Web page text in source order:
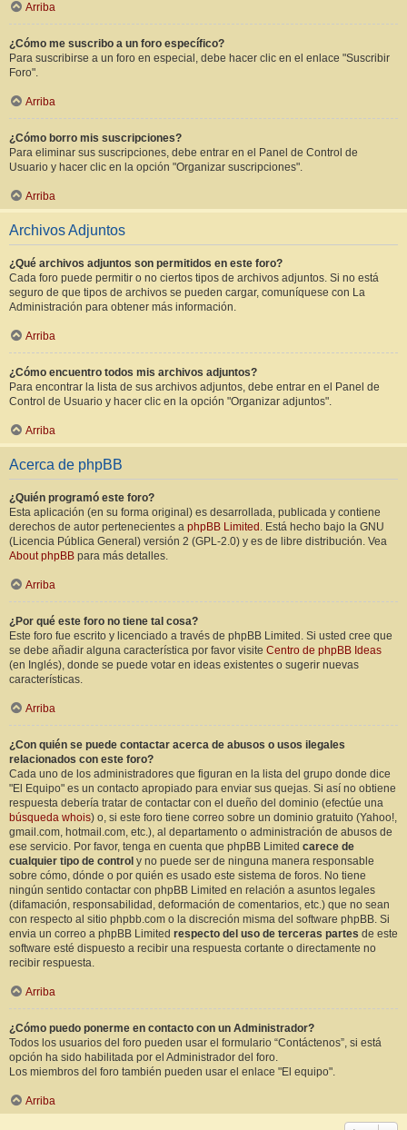
Arriba
¿Cómo me suscribo a un foro específico?
Para suscribirse a un foro en especial, debe hacer clic en el enlace "Suscribir
Foro".
Arriba
¿Cómo borro mis suscripciones?
Para eliminar sus suscripciones, debe entrar en el Panel de Control de
Usuario y hacer clic en la opción "Organizar suscripciones".
Arriba
Archivos Adjuntos
¿Qué archivos adjuntos son permitidos en este foro?
Cada foro puede permitir o no ciertos tipos de archivos adjuntos. Si no está
seguro de que tipos de archivos se pueden cargar, comuníquese con La
Administración para obtener más información.
Arriba
¿Cómo encuentro todos mis archivos adjuntos?
Para encontrar la lista de sus archivos adjuntos, debe entrar en el Panel de
Control de Usuario y hacer clic en la opción "Organizar adjuntos".
Arriba
Acerca de phpBB
¿Quién programó este foro?
Esta aplicación (en su forma original) es desarrollada, publicada y contiene
derechos de autor pertenecientes a phpBB Limited . Está hecho bajo la GNU
(Licencia Pública General) versión 2 (GPL-2.0) y es de libre distribución. Vea
About phpBB para más detalles.
Arriba
¿Por qué este foro no tiene tal cosa?
Este foro fue escrito y licenciado a través de phpBB Limited. Si usted cree que
se debe añadir alguna característica por favor visite Centro de phpBB Ideas
(en Inglés), donde se puede votar en ideas existentes o sugerir nuevas
características.
Arriba
¿Con quién se puede contactar acerca de abusos o usos ilegales
relacionados con este foro?
Cada uno de los administradores que figuran en la lista del grupo donde dice
"El Equipo" es un contacto apropiado para enviar sus quejas. Si así no obtiene
respuesta debería tratar de contactar con el dueño del dominio (efectúe una
búsqueda whois) o, si este foro tiene correo sobre un dominio gratuito (Yahoo!,
gmail.com, hotmail.com, etc.), al departamento o administración de abusos de
ese servicio. Por favor, tenga en cuenta que phpBB Limited carece de
cualquier tipo de control y no puede ser de ninguna manera responsable
sobre cómo, dónde o por quién es usado este sistema de foros. No tiene
ningún sentido contactar con phpBB Limited en relación a asuntos legales
(difamación, responsabilidad, deformación de comentarios, etc.) que no sean
con respecto al sitio phpbb.com o la discreción misma del software phpBB. Si
envia un correo a phpBB Limited respecto del uso de terceras partes de este
software esté dispuesto a recibir una respuesta cortante o directamente no
recibir respuesta.
Arriba
¿Cómo puedo ponerme en contacto con un Administrador?
Todos los usuarios del foro pueden usar el formulario “Contáctenos”, si está
opción ha sido habilitada por el Administrador del foro.
Los miembros del foro también pueden usar el enlace "El equipo".
Arriba